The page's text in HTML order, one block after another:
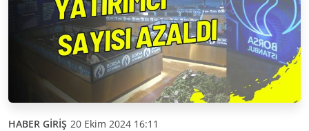
HABER GİRİŞ 20 Ekim 2024 16:11